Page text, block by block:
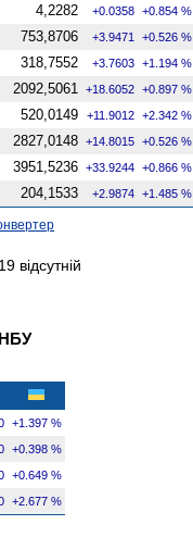
4,2282 +0.0358 +0.854 %
753,8706 +3.9471 +0.526 %
318,7552 +3.7603 +1.194 %
2092,5061 +18.6052 +0.897 %
520,0149 +11.9012 +2.342 %
2827,0148 +14.8015 +0.526 %
3951,5236 +33.9244 +0.866 %
204,1533 +2.9874 +1.485 %
відсутній
НБУ
+1.397 %
+0.398 %
+0.649 %
+2.677 %